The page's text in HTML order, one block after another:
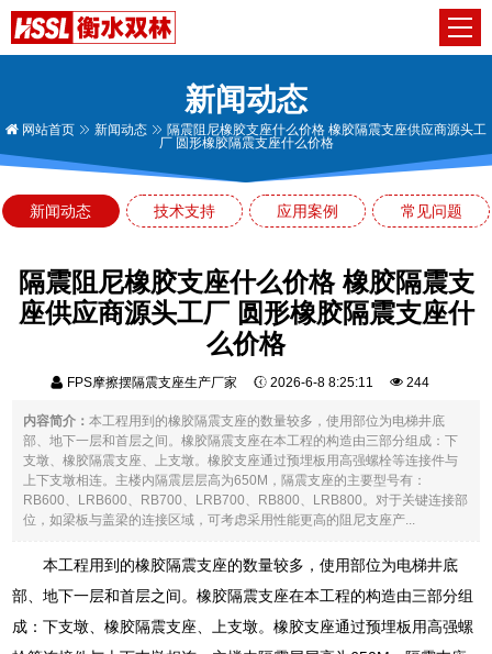
新闻动态
网站首页 新闻动态
隔震阻尼橡胶支座什么价格 橡胶隔震支座供应商源头工
厂 圆形橡胶隔震支座什么价格
新闻动态 技术支持 应用案例 常见问题
隔震阻尼橡胶支座什么价格 橡胶隔震支
座供应商源头工厂 圆形橡胶隔震支座什
么价格
FPS摩擦摆隔震支座生产厂家 2026-6-8 8:25:11 244
内容简介：本工程用到的橡胶隔震支座的数量较多，使用部位为电梯井底
部、地下一层和首层之间。橡胶隔震支座在本工程的构造由三部分组成：下
支墩、橡胶隔震支座、上支墩。橡胶支座通过预埋板用高强螺栓等连接件与
上下支墩相连。主楼内隔震层层高为650M，隔震支座的主要型号有：
RB600、LRB600、RB700、LRB700、RB800、LRB800。对于关键连接部
位，如梁板与盖梁的连接区域，可考虑采用性能更高的阻尼支座产...
本工程用到的橡胶隔震支座的数量较多，使用部位为电梯井底
部、地下一层和首层之间。橡胶隔震支座在本工程的构造由三部分组
成：下支墩、橡胶隔震支座、上支墩。橡胶支座通过预埋板用高强螺